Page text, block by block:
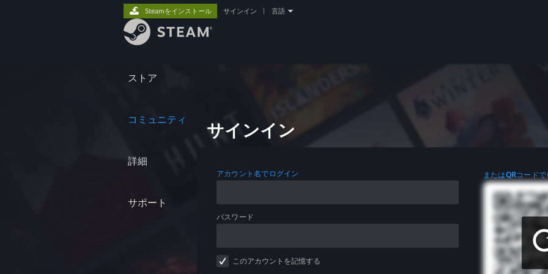
ストア
コミュニティ
詳細
サポート
Steamをインストール サインイン 言語
サインイン
アカウント名でログイン
パスワード
このアカウントを記憶する
またはQRコード